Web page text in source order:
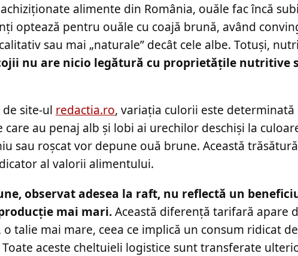
alimente din România, ouăle fac încă
optează pentru ouăle cu coajă brună, având
sau mai „naturale” decât cele albe. Totuși,
nu are nicio legătură cu proprietățile nutritive
site-ul redactia.ro, variația culorii este
au penaj alb și lobi ai urechilor deschiși la
sau roșcat vor depune ouă brune. Această
al valorii alimentului.
observat adesea la raft, nu reflectă un
mai mari.Această diferență tarifară apare
talie mai mare, ceea ce implică un consum ridicat
aceste cheltuieli logistice sunt transferate